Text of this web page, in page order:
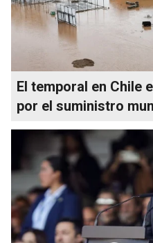
El temporal en Chile
por el suministro